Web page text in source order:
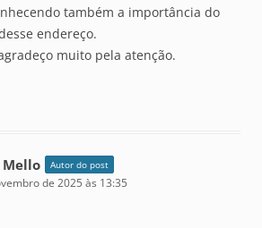
também a importância do
endereço.
muito pela atenção.
Mello Autor do post
de 2025 às 13:35